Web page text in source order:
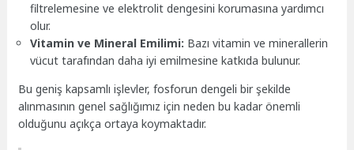
filtrelemesine ve elektrolit dengesini korumasına yardımcı
olur.
Vitamin ve Mineral Emilimi: Bazı vitamin ve minerallerin
vücut tarafından daha iyi emilmesine katkıda bulunur.
Bu geniş kapsamlı işlevler, fosforun dengeli bir şekilde
alınmasının genel sağlığımız için neden bu kadar önemli
olduğunu açıkça ortaya koymaktadır.